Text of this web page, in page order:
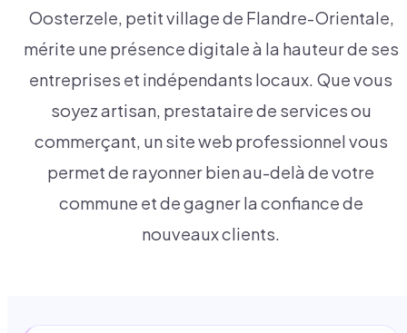
Oosterzele, petit village de Flandre-Orientale,
mérite une présence digitale à la hauteur de ses
entreprises et indépendants locaux. Que vous
soyez artisan, prestataire de services ou
commerçant, un site web professionnel vous
permet de rayonner bien au-delà de votre
commune et de gagner la confiance de
nouveaux clients.